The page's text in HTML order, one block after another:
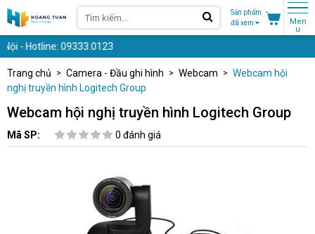
Sản phẩm
đã xem
Men
u
Hotline: 09333.0123
Trang chủ Camera - Đầu ghi hình Webcam
Webcam hội
nghị truyền hình Logitech Group
Webcam hội nghị truyền hình Logitech Group
Mã SP: 0 đánh giá